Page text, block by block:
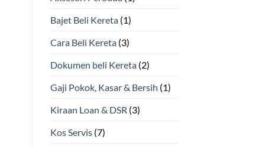
Bajet Beli Kereta(1)
Cara Beli Kereta(3)
Dokumen beli Kereta(2)
Gaji Pokok, Kasar & Bersih (1)
Kiraan Loan & DSR (3)
Kos Servis(7)